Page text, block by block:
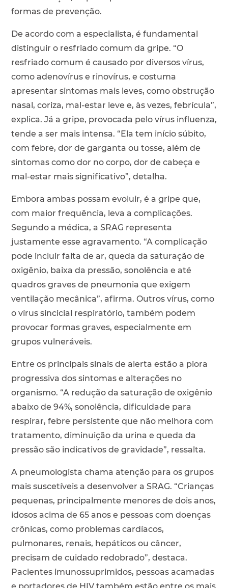
formas de prevenção.
De acordo com a especialista, é fundamental
distinguir o resfriado comum da gripe. “O
resfriado comum é causado por diversos vírus,
como adenovírus e rinovírus, e costuma
apresentar sintomas mais leves, como obstrução
nasal, coriza, mal-estar leve e, às vezes, febrícula”,
explica. Já a gripe, provocada pelo vírus influenza,
tende a ser mais intensa. “Ela tem início súbito,
com febre, dor de garganta ou tosse, além de
sintomas como dor no corpo, dor de cabeça e
mal-estar mais significativo”, detalha.
Embora ambas possam evoluir, é a gripe que,
com maior frequência, leva a complicações.
Segundo a médica, a SRAG representa
justamente esse agravamento. “A complicação
pode incluir falta de ar, queda da saturação de
oxigênio, baixa da pressão, sonolência e até
quadros graves de pneumonia que exigem
ventilação mecânica”, afirma. Outros vírus, como
o vírus sincicial respiratório, também podem
provocar formas graves, especialmente em
grupos vulneráveis.
Entre os principais sinais de alerta estão a piora
progressiva dos sintomas e alterações no
organismo. “A redução da saturação de oxigênio
abaixo de 94%, sonolência, dificuldade para
respirar, febre persistente que não melhora com
tratamento, diminuição da urina e queda da
pressão são indicativos de gravidade”, ressalta.
A pneumologista chama atenção para os grupos
mais suscetíveis a desenvolver a SRAG. “Crianças
pequenas, principalmente menores de dois anos,
idosos acima de 65 anos e pessoas com doenças
crônicas, como problemas cardíacos,
pulmonares, renais, hepáticos ou câncer,
precisam de cuidado redobrado”, destaca.
Pacientes imunossuprimidos, pessoas acamadas
e portadores de HIV também estão entre os mais